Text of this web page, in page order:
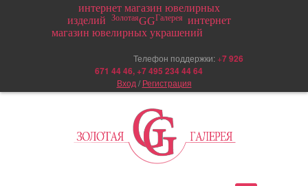
интернет магазин ювелирных
изделий
ЗолотаяGGГалерея интернет
магазин ювелирных украшений
Телефон поддержки: +7 926
671 44 46, +7 495 234 44 64
Вход / Регистрация